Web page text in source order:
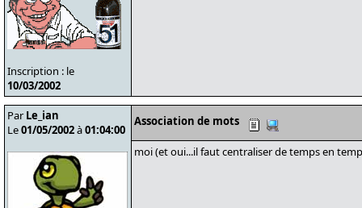
Inscription : le
10/03/2002
Par Le_ian
Le01/05/2002à01:04:00
Association de mots
moi (et oui...il faut centraliser de temps en